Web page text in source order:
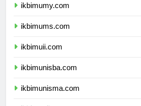
ikbimumy.com
ikbimums.com
ikbimuii.com
ikbimunisba.com
ikbimunisma.com